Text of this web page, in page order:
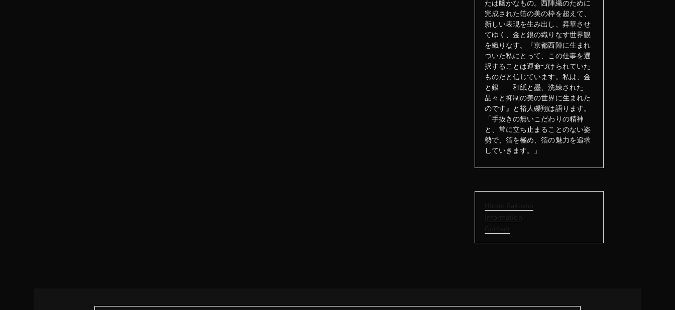
たは幽かなもの。西陣織のために
完成された箔の美の枠を超えて、
新しい表現を生み出し、昇華させ
てゆく、金と銀の織りなす世界観
を織りなす。『京都西陣に生まれ
ついた私にとって、この仕事を選
択することは運命づけられていた
ものだと信じています。私は、金
と銀 和紙と墨、洗練された
品々と抑制の美の世界に生まれた
のです』と裕人礫翔は語ります。
「手抜きの無いこだわりの精神
と、常に立ち止まることのない姿
勢で、箔を極め、箔の魅力を追求
していきます。」
Hiroto Rakusho
Information
Contact